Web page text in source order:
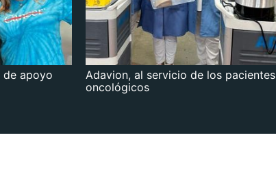
de apoyo
Adavion, al servicio de los pacientes
oncológicos